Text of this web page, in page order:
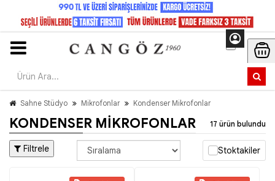
Sahne Stüdyo Mikrofonlar Kondenser Mikrofonlar
KONDENSER MIKROFONLAR 17 ürün bulundu
Filtrele Stoktakiler